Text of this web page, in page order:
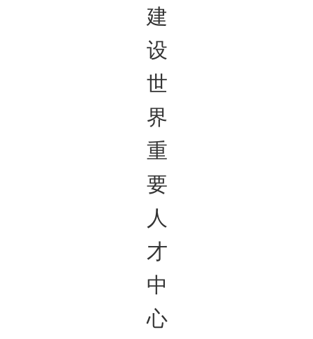
建
设
世
界
重
要
人
才
中
心